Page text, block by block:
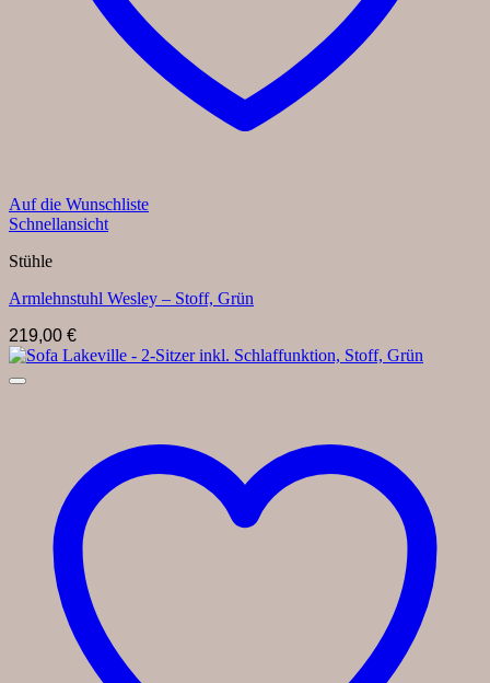
Auf die Wunschliste
Schnellansicht
Stühle
Armlehnstuhl Wesley – Stoff, Grün
219,00 €